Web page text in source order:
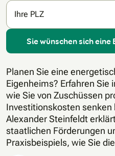
Ihre PLZ
Sie wünschen sich
Planen Sie eine
Eigenheims? Erfahren Sie
wie Sie von Zuschüssen
Investitionskosten senken
Alexander Steinfeldt
staatlichen Förderungen
Praxisbeispiels, wie Sie